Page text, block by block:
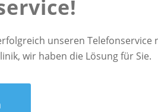
unseren Telefonservice
wir haben die Lösung für Sie.